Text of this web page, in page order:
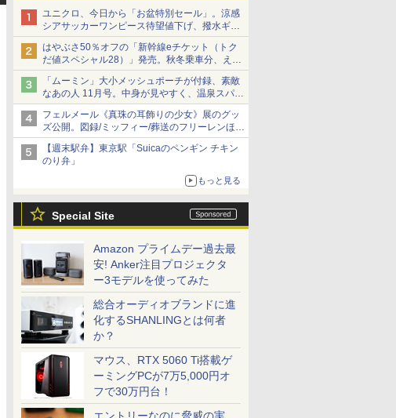
ユニクロ、今日から「お盆特別セール」。涼感
シアサッカーワンピース待望値下げ、撥水ギア
ショーツは1990円に
はやぶさ50％オフの「新幹線eチケット（トク
だ値スペシャル28）」発売。秋冬乗車分、えき
ねっと限定
「ムーミン」大小メッシュポーチが付録、素敵
なあの人 11月号。中身が見やすく、温泉スパに
も使える
フェルメール《真珠の耳飾りの少女》展のグッ
ズ公開。図録/ミッフィー/葬送のフリーレンほ
か、注目ブランドコラボが実現
【週末駅弁】東京駅「Suicaのペンギン チキン
のり弁」
もっと見る
Special Site
Amazon プライムデー過去最
安! Anker注目プロジェクタ
ー3モデルを使ってみた
総合オーディオブランドに進
化するSHANLINGとは何者
か？
マウス、RTX 5060 Ti搭載ゲ
ーミングPCが7万5,000円オ
フで30万円台！